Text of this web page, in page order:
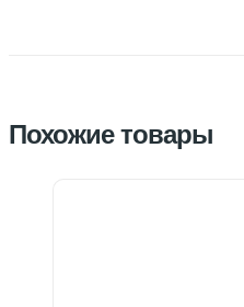
Похожие товары